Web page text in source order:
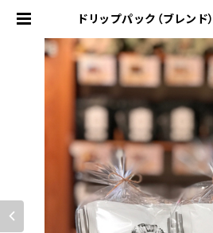
ドリップパック（ブレン